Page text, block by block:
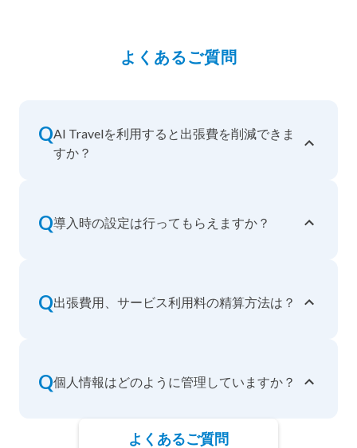
よくあるご質問
QAI Travelを利用すると出張費を削減できま
すか？
Q導入時の設定は行ってもらえますか？
Q出張費用、サービス利用料の精算方法は？
Q個人情報はどのように管理していますか？
よくあるご質問